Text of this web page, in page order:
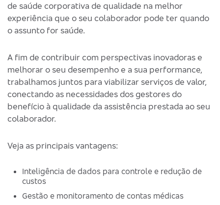
de saúde corporativa de qualidade na melhor
experiência que o seu colaborador pode ter quando
o assunto for saúde.
A fim de contribuir com perspectivas inovadoras e
melhorar o seu desempenho e a sua performance,
trabalhamos juntos para viabilizar serviços de valor,
conectando as necessidades dos gestores do
benefício à qualidade da assistência prestada ao seu
colaborador.
Veja as principais vantagens:
Inteligência de dados para controle e redução de
custos
Gestão e monitoramento de contas médicas